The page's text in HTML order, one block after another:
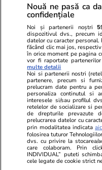
TRENDING
Horoscop
Horoscop 7 august
testeze tăria de
planurilor de viitor
mult
Știri România
Nouă ne pasă ca
confidențiale
Noi și partenerii noștri
dispozitivul dvs., precum
datelor cu caracter
făcând clic mai jos,
în orice moment pe pagina
vor fi raportate
multe detalii
Noi si partenerii nostri
partenere, precum si
prelucram date pentru a
personaliza continutul si
interesele si/sau profilul
retelelor de socializare si
de drepturile prevazute
prelucrarea datelor cu
prin modalitatea indicata
folosirea tuturor
dvs. cu privire la stocarea/
care colaboram. Prin
INDIVIDUAL” puteti
cele legate de cookie strict